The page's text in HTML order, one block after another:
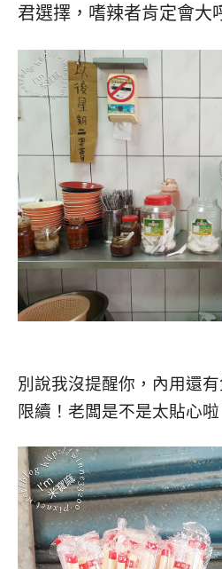
君選擇，嗜辣者肯定會大
別說我沒提醒你，內用還
限續！老闆是不是太貼心啦